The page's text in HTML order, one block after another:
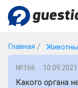
Главная
№166 10.09.2021
Какого органа